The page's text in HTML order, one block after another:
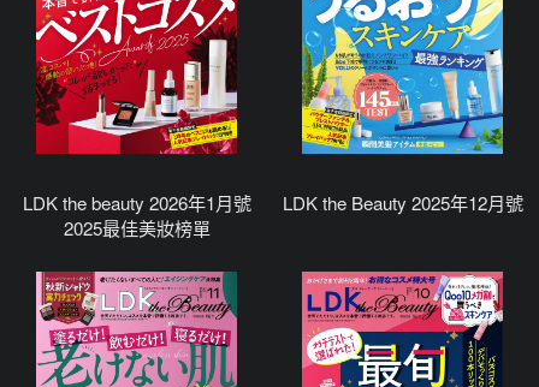
LDK the beauty 2026年1月號
2025最佳美妝榜單
LDK the Beauty 2025年12月號